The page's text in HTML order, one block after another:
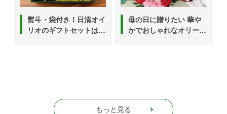
熨斗・袋付き！日清オイ
リオのギフトセットはこ
母の日に贈りたい 華や
かでおしゃれなオリーブ
もっと見る